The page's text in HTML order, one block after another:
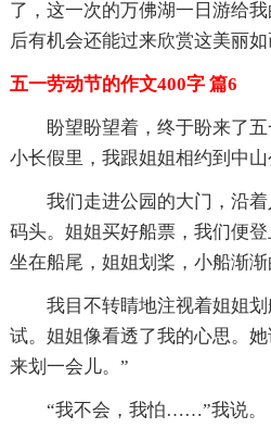
了，这一次的万佛湖一日游给
后有机会还能过来欣赏这美丽如
五一劳动节的作文400字 篇6
盼望盼望着，终于盼来了
小长假里，我跟姐姐相约到中山
我们走进公园的大门，沿
码头。姐姐买好船票，我们便
坐在船尾，姐姐划桨，小船渐渐
我目不转睛地注视着姐姐
试。姐姐像看透了我的心思。
来划一会儿。”
“我不会，我怕……”我说。